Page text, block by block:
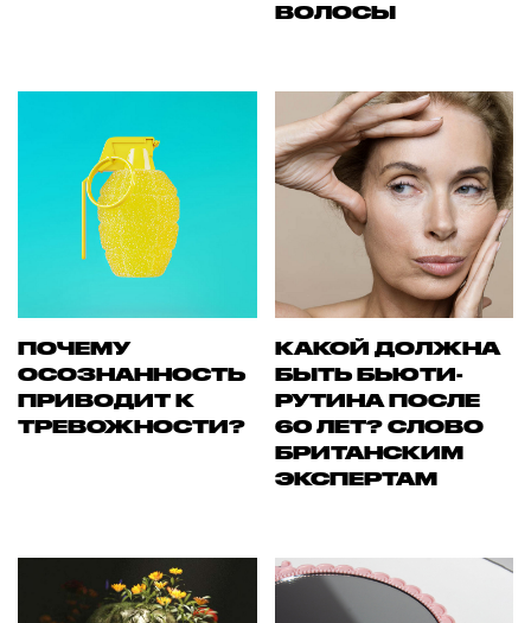
ВОЛОСЫ
ПОЧЕМУ
ОСОЗНАННОСТЬ
ПРИВОДИТ К
ТРЕВОЖНОСТИ?
КАКОЙ ДОЛЖНА
БЫТЬ БЬЮТИ-
РУТИНА ПОСЛЕ
60 ЛЕТ? СЛОВО
БРИТАНСКИМ
ЭКСПЕРТАМ